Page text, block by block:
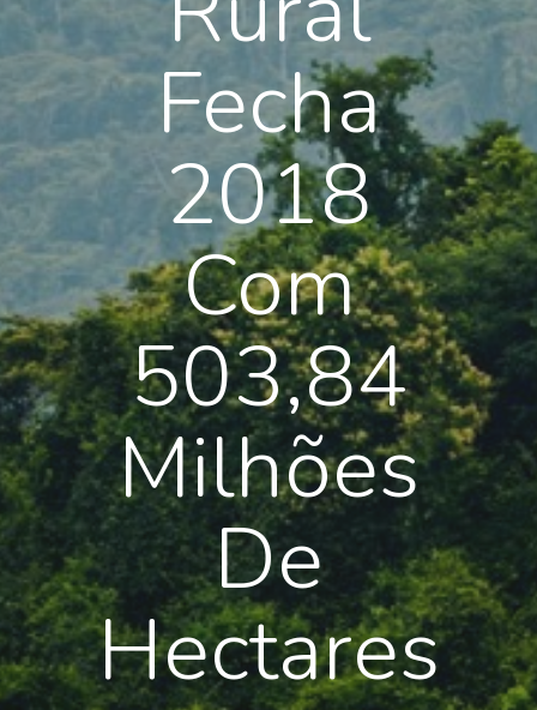
Fecha
2018
Com
503,84
Milhões
De
Hectares